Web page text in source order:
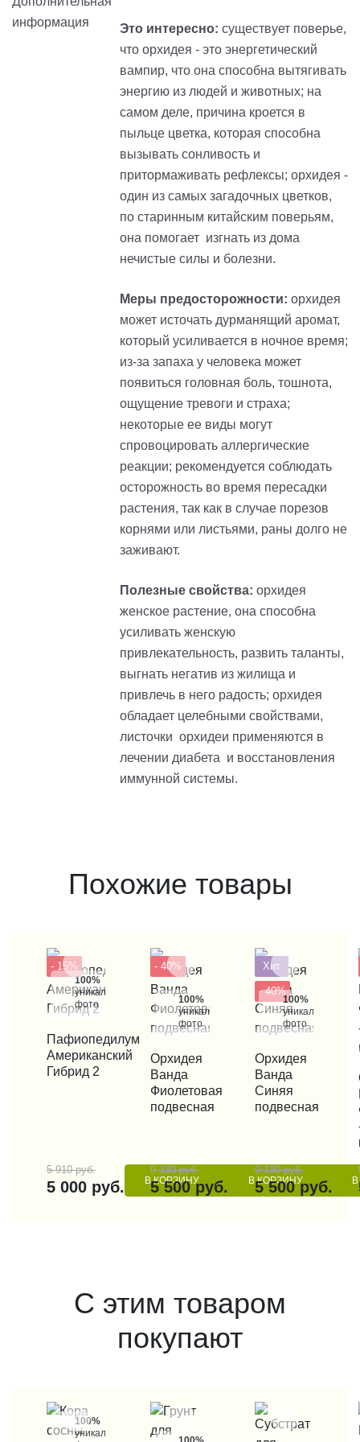
Это интересно: существует поверье,
что орхидея - это энергетический
вампир, что она способна вытягивать
энергию из людей и животных; на
самом деле, причина кроется в
пыльце цветка, которая способна
вызывать сонливость и
притормаживать рефлексы; орхидея -
один из самых загадочных цветков,
по старинным китайским поверьям,
она помогает изгнать из дома
нечистые силы и болезни.
Меры предосторожности: орхидея
может источать дурманящий аромат,
который усиливается в ночное время;
из-за запаха у человека может
появиться головная боль, тошнота,
ощущение тревоги и страха;
некоторые ее виды могут
спровоцировать аллергические
реакции; рекомендуется соблюдать
осторожность во время пересадки
растения, так как в случае порезов
корнями или листьями, раны долго не
заживают.
Полезные свойства: орхидея
женское растение, она способна
усиливать женскую
привлекательность, развить таланты,
выгнать негатив из жилища и
привлечь в него радость; орхидея
обладает целебными свойствами,
листочки орхидеи применяются в
лечении диабета и восстановления
иммунной системы.
Похожие товары
- 15%
100%
уникальные
фото
КУПИТЬ В 1 КЛИК
Пафиопедилум
Американский
Гибрид 2
5 910 руб.
5 000 руб. В КОРЗИНУ
- 40%
100%
уникальные
фото
КУПИТЬ В 1 КЛИК
Орхидея
Ванда
Фиолетовая
подвесная
9 130 руб.
5 500 руб. В КОРЗИНУ
Хит
- 40%
100%
уникальные
фото
КУПИТЬ В 1 КЛИК
Орхидея
Ванда
Синяя
подвесная
9 130 руб.
5 500 руб.
С этим товаром
покупают
100%
уникальные